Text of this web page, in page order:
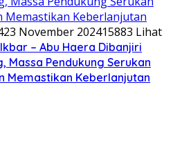
23 November 202415883 Lihat
– Abu Haera Dibanjiri
Massa Pendukung Serukan
Memastikan Keberlanjutan